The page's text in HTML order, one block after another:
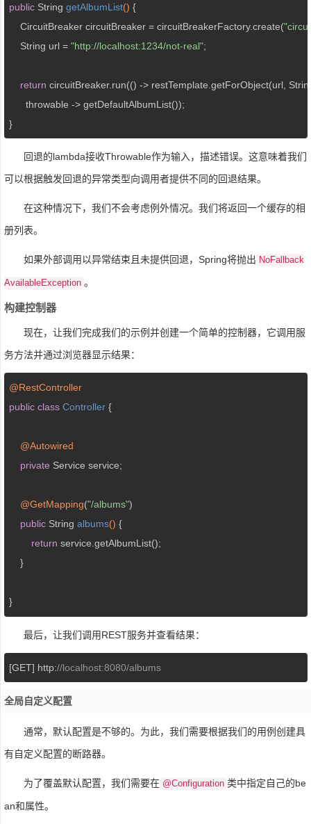
public String getAlbumList() {
    CircuitBreaker circuitBreaker = circuitBreakerFactory.create(
    String url =
"http://localhost:1234/not-real";
return circuitBreaker.run(() -> restTemplate.getForObject(url,
      throwable -> getDefaultAlbumList());
}
回退的lambda接收Throwable作为输入，描述错误。这意味着我们
可以根据触发回退的异常类型向调用者提供不同的回退结果。
在这种情况下，我们不会考虑例外情况。我们将返回一个缓存的相
册列表。
如果外部调用以异常结束且未提供回退，Spring将抛出 NoFallback
AvailableException 。
构建控制器
现在，让我们完成我们的示例并创建一个简单的控制器，它调用服
务方法并通过浏览器显示结果：
@RestController
public class Controller {
@Autowired
private Service service;
@GetMapping("/albums")
public String albums() {
return service.getAlbumList();
    }
}
最后，让我们调用REST服务并查看结果：
[GET] http://localhost:8080/albums
全局自定义配置
通常，默认配置是不够的。为此，我们需要根据我们的用例创建具
有自定义配置的断路器。
为了覆盖默认配置，我们需要在 @Configuration 类中指定自己的be
an和属性。